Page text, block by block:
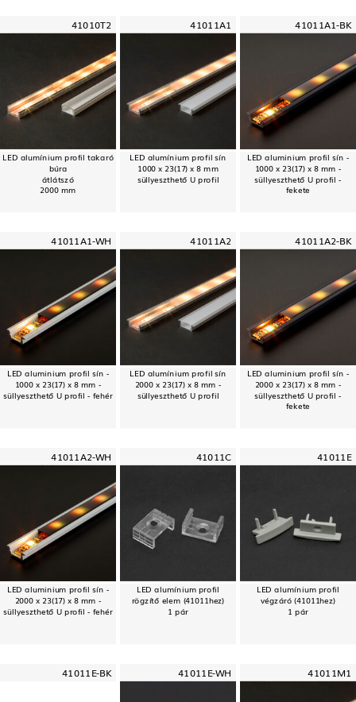
41010T2
LED alumínium profil takaró
búra
átlátszó
2000 mm
41011A1
LED alumínium profil sín
1000 x 23(17) x 8 mm
süllyeszthető U profil
41011A1-BK
LED aluminium profil sín -
1000 x 23(17) x 8 mm -
süllyeszthető U profil -
fekete
41011A1-WH
LED aluminium profil sín -
1000 x 23(17) x 8 mm -
süllyeszthető U profil - fehér
41011A2
LED alumínium profil sín
2000 x 23(17) x 8 mm -
süllyeszthető U profil
41011A2-BK
LED aluminium profil sín -
2000 x 23(17) x 8 mm -
süllyeszthető U profil -
fekete
41011A2-WH
LED aluminium profil sín -
2000 x 23(17) x 8 mm -
süllyeszthető U profil - fehér
41011C
LED alumínium profil
rögzítő elem (41011hez)
1 pár
41011E
LED alumínium profil
végzáró (41011hez)
1 pár
41011E-BK 41011E-WH 41011M1